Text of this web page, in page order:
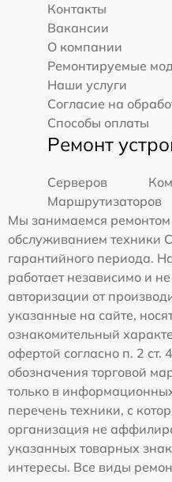
Контакты
Вакансии
О компании
Ремонтируемые
Наши услуги
Согласие на
Способы оплаты
Ремонт
Серверов
Маршрутизаторов
Мы занимаемся ремонтом
обслуживанием техники
гарантийного периода.
работает независимо и
авторизации от
указанные на сайте,
ознакомительный
офертой согласно п. 2
обозначения торговой
только в
перечень техники, с
организация не
указанных товарных
интересы. Все виды